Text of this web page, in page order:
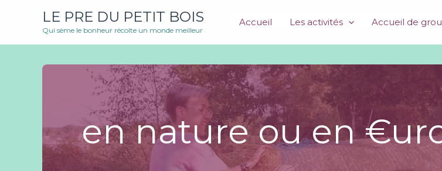
LE PRE DU PETIT BOIS
Qui sème le bonheur récolte un monde meilleur
Accueil Les activités Accueil de
en nature ou en